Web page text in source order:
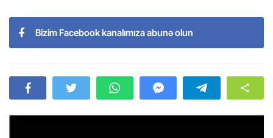
Bizim Facebook kanalımıza abunə olun